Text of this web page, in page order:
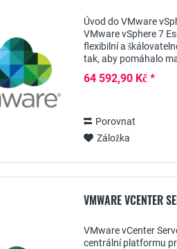
Úvod do VMware
VMware vSphere 7
flexibilní a
tak, aby pomáhalo
64 592,90 Kč *
Porovnat
Záložka
VMWARE VCENTER
VMware vCenter
centrální platformu